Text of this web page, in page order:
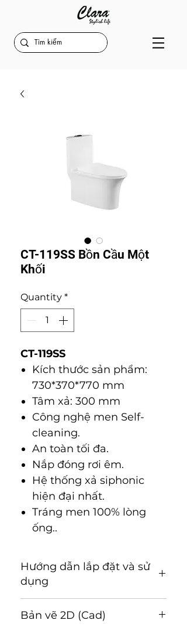
CT-119SS Bồn Cầu Một
Khối
Quantity *
CT-119SS
Kích thước sản phẩm:
730*370*770 mm
Tâm xả: 300 mm
Công nghệ men Self-
cleaning.
An toàn tối đa.
Nắp đóng rơi êm.
Hệ thống xả siphonic
hiện đại nhất.
Tráng men 100% lòng
ống..
Hướng dẫn lắp đặt và sử
dụng
dụng( Tải về)
Bản vẽ 2D (Cad)